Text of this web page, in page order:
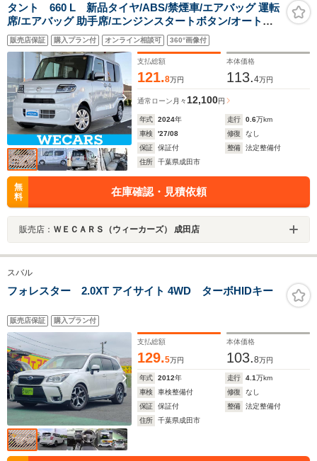
タント 660 L 新品タイヤ/ABS/禁煙車/エアバッグ 運転
席/エアバッグ 助手席/エンジンスタートボタン/オートエ
アコン/パワーステアリング/オートライト/取扱説明書/パ
ワードアロック/最大積載量350kg
販売店保証 購入プラン付 オンライン相談可 360°画像付
支払総額
121.8万円
本体価格
113.4万円
通常ローン 月々 12,100円
年式 2024年 走行 0.6万km
車検
'27/08 修復
なし
保証
保証付 整備
法定整備付
住所
千葉県成田市
無
料
在庫確認・見積依頼
販売店： ＷＥＣＡＲＳ（ウィーカーズ） 成田店
スバル
フォレスター 2.0XT アイサイト 4WD ターボHIDキー
販売店保証 購入プラン付
支払総額
129.5万円
本体価格
103.8万円
年式 2012年 走行 4.1万km
車検
車検整備付 修復
なし
保証
保証付 整備
法定整備付
住所
千葉県成田市